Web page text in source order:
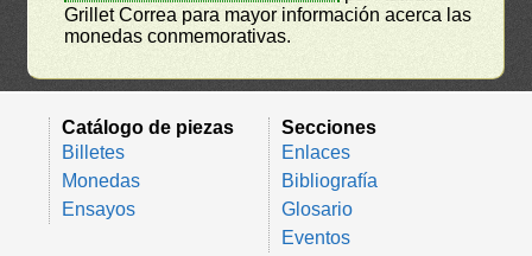
Grillet Correa para mayor información acerca las
monedas conmemorativas.
Catálogo de piezas
Billetes
Monedas
Ensayos
Secciones
Enlaces
Bibliografía
Glosario
Eventos